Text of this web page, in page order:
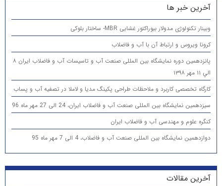
آخرین خبر ها
وبینار تکنولوژی مدولار بیوراکتور غشایی MBR- ساختار بلوکی
کرونا ویروس و ارتباط آن با آب و فاضلاب
پانزدهمين دوره نمایشگاه بین المللی صنعت آب و تاسیسات آب و فاضلاب ایران ۸
الي ۱۱ مهر ۱۳۹۸
کارگاه تخصصی کاربرد و ملاحظات طراحی پکینگ مدیا و لاملا در تصفیه آب و پساب
سیزدهمین نمایشگاه بین المللی صنعت آب و فاضلاب ایران، 24 الی 27 مهر ماه 96
کنگره علوم و مهندسی آب و فاضلاب ایران
دوازدهمین نمایشگاه بین المللی صنعت آب و فاضلاب، 4 الی 7 مهر ماه 95
آخرین مقالات